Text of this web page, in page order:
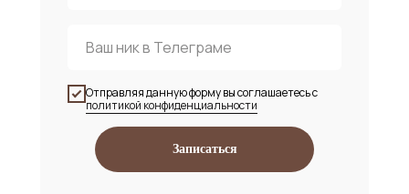
Отправляя данную форму вы соглашаетесь с
политикой конфиденциальности
Записаться